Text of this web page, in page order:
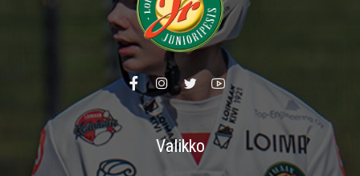
Valikko